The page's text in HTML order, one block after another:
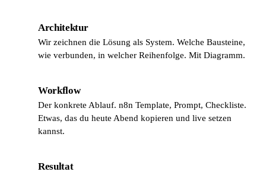
Architektur
Wir zeichnen die Lösung als System. Welche Bausteine,
wie verbunden, in welcher Reihenfolge. Mit Diagramm.
Workflow
Der konkrete Ablauf. n8n Template, Prompt, Checkliste.
Etwas, das du heute Abend kopieren und live setzen
kannst.
Resultat